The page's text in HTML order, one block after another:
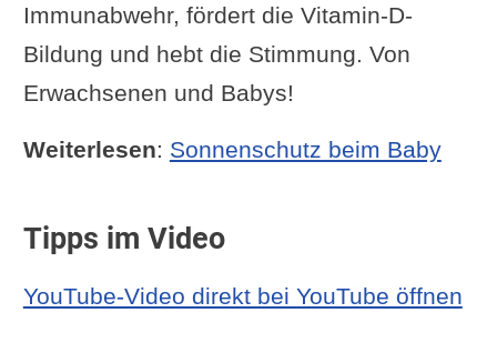
Immunabwehr, fördert die Vitamin-D-
Bildung und hebt die Stimmung. Von
Erwachsenen und Babys!
Weiterlesen: Sonnenschutz beim Baby
Tipps im Video
YouTube-Video direkt bei YouTube öffnen